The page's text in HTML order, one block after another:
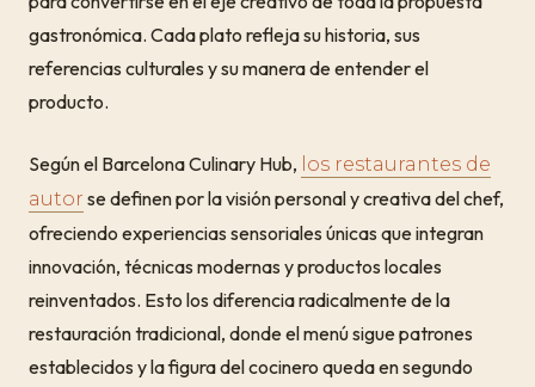
gastronómica. Cada plato refleja su historia, sus
referencias culturales y su manera de entender el
producto.
Según el Barcelona Culinary Hub, los restaurantes de
autor se definen por la visión personal y creativa del chef,
ofreciendo experiencias sensoriales únicas que integran
innovación, técnicas modernas y productos locales
reinventados. Esto los diferencia radicalmente de la
restauración tradicional, donde el menú sigue patrones
establecidos y la figura del cocinero queda en segundo